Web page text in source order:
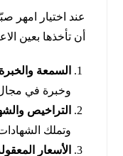
عند اختيار امهر
أن تأخذها بعين
السمعة
وخبرة في
التراخيص
وتملك
الأسعار